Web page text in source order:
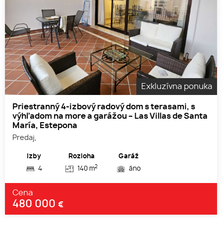
Exkluzívna ponuka
Priestranný 4-izbový radový dom s terasami, s
výhľadom na more a garážou – Las Villas de Santa
María, Estepona
Predaj,
Izby
4
Rozloha
140 m2
Garáž
áno
Cena
480 000 €